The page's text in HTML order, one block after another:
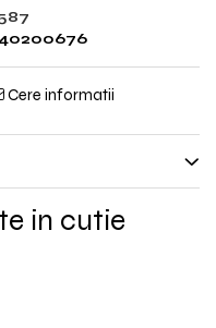
Cere informatii
in cutie